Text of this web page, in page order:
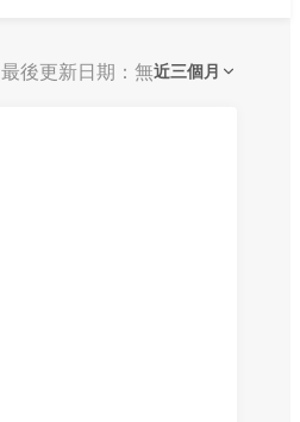
最後更新日期：無近三個月